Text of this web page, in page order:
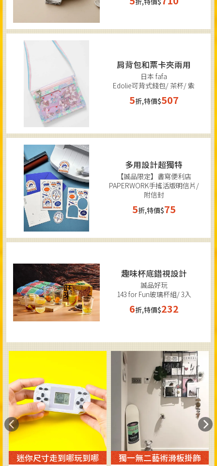
肩背包和票卡夾兩用
日本 fafa
Edolie可背式錢包/ 茶杯/ 紫
5折,特價$507
多用設計超獨特
【誠品限定】書寫便利店
PAPERWORK手搖活版明信片/
附信封
5折,特價$75
趣味杯底錯視設計
誠品好玩
143 for Fun玻璃杯組/ 3入
6折,特價$232
獨一無二藝術滑板掛飾 可愛又實用鑰匙造型架